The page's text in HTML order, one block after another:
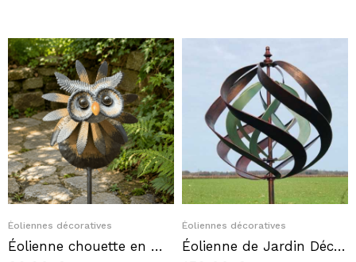
Quick View
Éoliennes décoratives
Éolienne chouette en métal – Moulin à vent de jardin à piquer
Quick View
Éoliennes décoratives
Éolienne de Jardin Décorative en Fer Sculpture à Vent Modèle Brissac Hauteur 213cm